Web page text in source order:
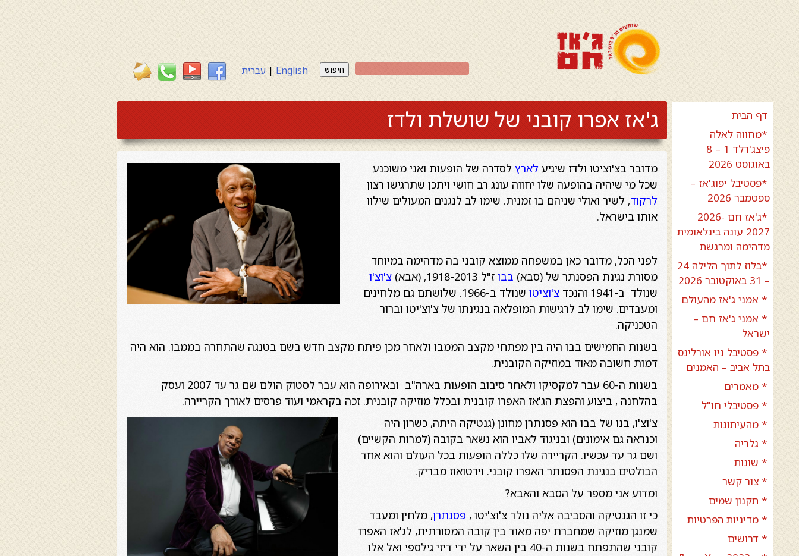
English
|עברית חיפוש
דף הבית
*מחווה לאלה
פיצג'רלד 1 – 8
באוגוסט 2026
*פסטיבל יפוג'אז –
ספטמבר 2026
*ג'אז חם 2026-
2027 עונה בינלאומית
מדהימה ומרגשת
*בלוז לתוך הלילה 24
– 31 באוקטובר 2026
* אמני ג'אז מהעולם
* אמני ג'אז חם –
ישראל
* פסטיבל ניו אורלינס
בתל אביב – האמנים
* מאמרים
* פסטיבלי חו"ל
* מהעיתונות
* גלריה
* שונות
* צור קשר
* תקנון שמים
* מדיניות הפרטיות
* דרושים
ג'אז אפרו קובני של שושלת ולדז
מדובר בצ'וציטו ולדז שיגיע לארץ לסדרה של הופעות ואני משוכנע
שכל מי שיהיה בהופעה שלו יחווה עונג רב חושי ויתכן שתרגישו רצון
לרקוד, לשיר ואולי שניהם בו זמנית. שימו לב לנגנים המעולים שילוו
אותו בישראל.
לפני הכל, מדובר כאן במשפחה ממוצא קובני בה מדהימה במיוחד
מסורת נגינת הפסנתר של (סבא) בבו ז"ל 1918-2013, (אבא)
צ'וצ'ו
שנולד ב-1941 והנכד
צ'וציטו
שנולד ב-1966. שלושתם גם מלחינים
ומעבדים. שימו לב לרגישות המופלאה בנגינתו של צ'וצ'יטו וברור
הטכניקה.
בשנות החמישים בבו היה בין מפתחי מקצב הממבו ולאחר מכן פיתח מקצב חדש בשם בטנגה שהתחרה בממבו. הוא היה
דמות חשובה מאוד במוזיקה הקובנית.
בשנות ה-60 עבר למקסיקו ולאחר סיבוב הופעות בארה"ב ובאירופה הוא עבר לסטוק הולם שם גר עד 2007 ועסק
בהלחנה , ביצוע והפצת הג'אז האפרו קובנית ובכלל מוזיקה קובנית. זכה בקראמי ועוד פרסים לאורך הקריירה.
צ'וצ'ו, בנו של בבו הוא פסנתרן מחונן (גנטיקה היתה, כשרון היה
וכנראה גם אימונים) ובניגוד לאביו הוא נשאר בקובה (למרות הקשיים)
ושם גר עד עכשיו. הקריירה שלו כללה הופעות בכל העולם והוא אחד
הבולטים בנגינת הפסנתר האפרו קובני. וירטואוז מבריק.
ומדוע אני מספר על הסבא והאבא?
כי זו הגנטיקה והסביבה אליה נולד צ'וצ'יטו , פסנתרן, מלחין ומעבד
שמנגן מוזיקה שמחברת יפה מאוד בין קובה המסורתית, לג'אז האפרו
קובני שהתפתח בשנות ה-40 בין השאר על ידי דיזי גילספי ואל אלו